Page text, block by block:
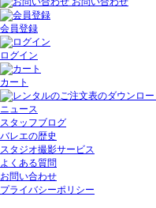
会員登録
ログイン
カート
ニュース
スタッフブログ
バレエの歴史
スタジオ撮影サービス
よくある質問
お問い合わせ
プライバシーポリシー